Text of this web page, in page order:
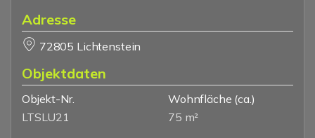
Adresse
72805 Lichtenstein
Objektdaten
Objekt-Nr.
LTSLU21
Wohnfläche (ca.)
75 m²